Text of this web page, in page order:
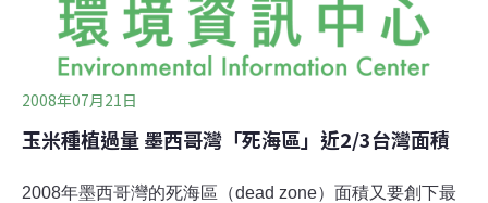
2008年07月21日
玉米種植過量 墨西哥灣「死海區」近2/3台灣面積
2008年墨西哥灣的死海區（dead zone）面積又要創下最